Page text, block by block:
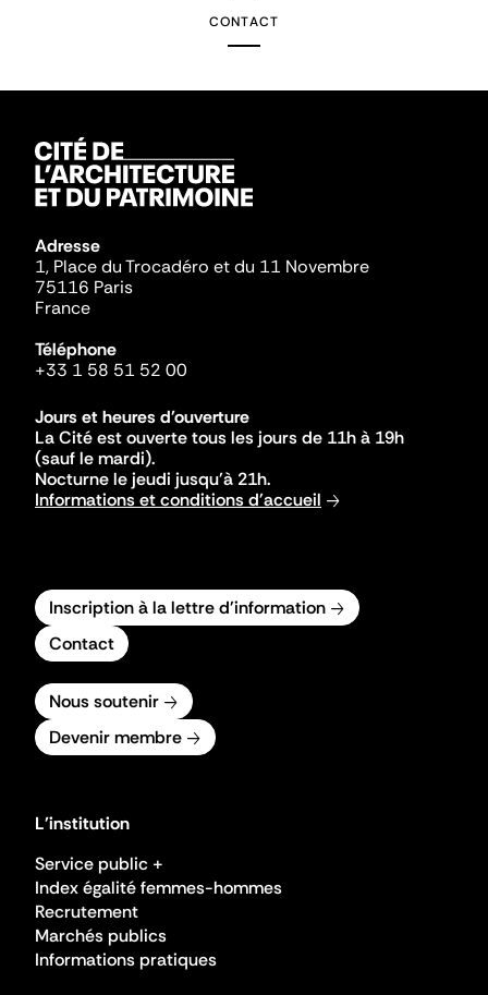
CONTACT
Adresse
1, Place du Trocadéro et du 11 Novembre
75116 Paris
France
Téléphone
+33 1 58 51 52 00
Jours et heures d'ouverture
La Cité est ouverte tous les jours de 11h à 19h
(sauf le mardi).
Nocturne le jeudi jusqu'à 21h.
Informations et conditions d'accueil
Inscription à la lettre d'information
Contact
Nous soutenir
Devenir membre
L'institution
Service public +
Index égalité femmes-hommes
Recrutement
Marchés publics
Informations pratiques